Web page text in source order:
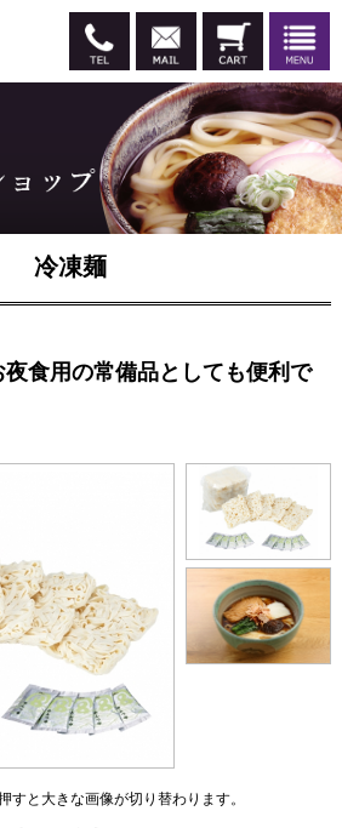
冷凍麺
食用の常備品としても便利で
すと大きな画像が切り替わります。